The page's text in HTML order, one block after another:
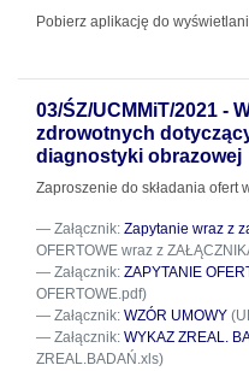
Pobierz aplikację do
03/ŚZ/UCMMiT/2021 -
zdrowotnych
diagnostyki obrazowej
Zaproszenie do składania ofert
Załącznik: Zapytanie wraz z
OFERTOWE wraz z
Załącznik: ZAPYTANIE
OFERTOWE.pdf)
Załącznik: WZÓR UMOWY
Załącznik: WYKAZ ZREAL.
ZREAL.BADAŃ.xls)